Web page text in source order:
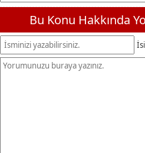
Bu Konu Hakkında